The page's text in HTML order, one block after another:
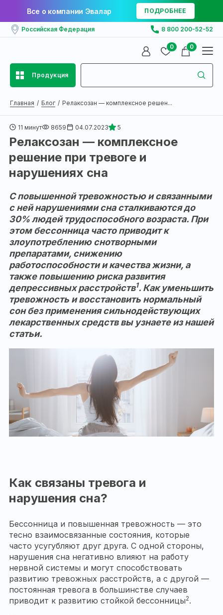
Все о компании Эвалар ПОДРОБНЕЕ
Российская Федерация 8 800 200-52-52
0 0
Продукция
Главная Блог Релаксозан — комплексное решен...
11 минут 8659 04.07.2023 5
Релаксозан — комплексное
решение при тревоге и
нарушениях сна
С повышенной тревожностью и связанными
с ней нарушениями сна сталкиваются до
30% людей трудоспособного возраста. При
этом бессонница часто приводит к
злоупотреблению снотворными
препаратами, снижению
работоспособности и качества жизни, а
также повышению риска развития
депрессивных расстройств1. Как уменьшить
тревожность и восстановить нормальный
сон без применения сильнодействующих
лекарственных средств вы узнаете из нашей
статьи.
Как связаны тревога и
нарушения сна?
Бессонница и повышенная тревожность — это
тесно взаимосвязанные состояния, которые
часто усугубляют друг друга. С одной стороны,
нарушения сна негативно влияют на работу
нервной системы и могут способствовать
развитию тревожных расстройств, а с другой —
постоянная тревога в большинстве случаев
приводит к развитию стойкой бессонницы2.